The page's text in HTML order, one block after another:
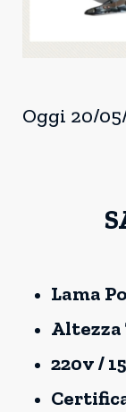
Oggi 20/05/
Lama
Altezza
220v /